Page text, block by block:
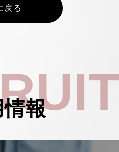
戻る
報